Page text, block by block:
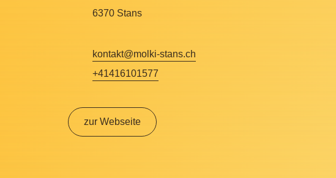
6370 Stans
kontakt@molki-stans.ch
+41416101577
zur Webseite